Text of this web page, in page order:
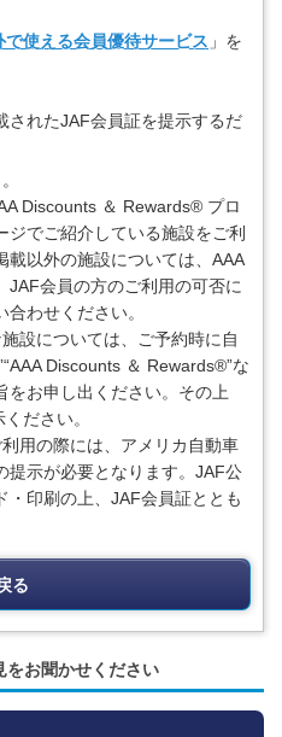
で使える会員優待サービス 」を
されたJAF会員証を提示するだ
Discounts ＆ Rewards® プロ
でご紹介している施設をご利
載以外の施設については、AAA
JAF会員の方のご利用の可否に
わせください。
設については、ご予約時に自
Discounts ＆ Rewards®”な
をお申し出ください。その上
ださい。
用の際には、アメリカ自動車
提示が必要となります。JAF公
・印刷の上、JAF会員証ととも
る
をお聞かせください